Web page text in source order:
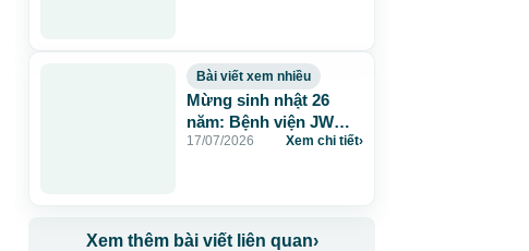
Bài viết xem nhiều
Mừng sinh nhật 26
năm: Bệnh viện JW
tặng 260 suất thẩm mỹ
17/07/2026 Xem chi tiết›
Xem thêm bài viết liên quan›